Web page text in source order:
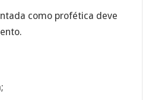
como profética deve